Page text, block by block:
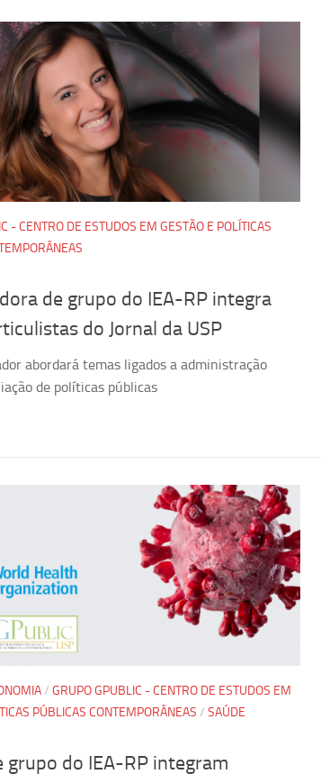
- CENTRO DE ESTUDOS EM GESTÃO E POLÍTICAS
de grupo do IEA-RP integra
do Jornal da USP
abordará temas ligados a administração
de políticas públicas
/ GRUPO GPUBLIC - CENTRO DE ESTUDOS EM
PÚBLICAS CONTEMPORÂNEAS / SAÚDE
grupo do IEA-RP integram